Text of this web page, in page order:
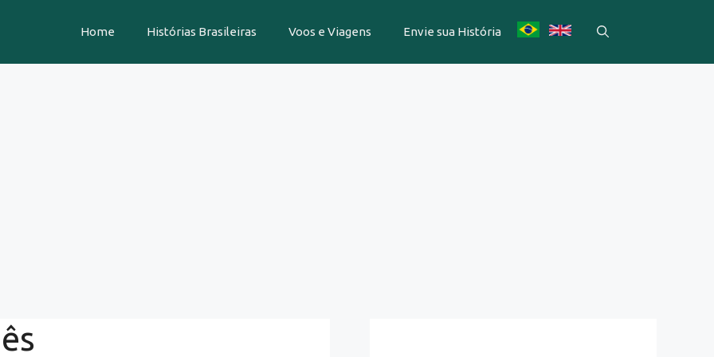
Home Histórias Brasileiras Voos e Viagens Envie sua História